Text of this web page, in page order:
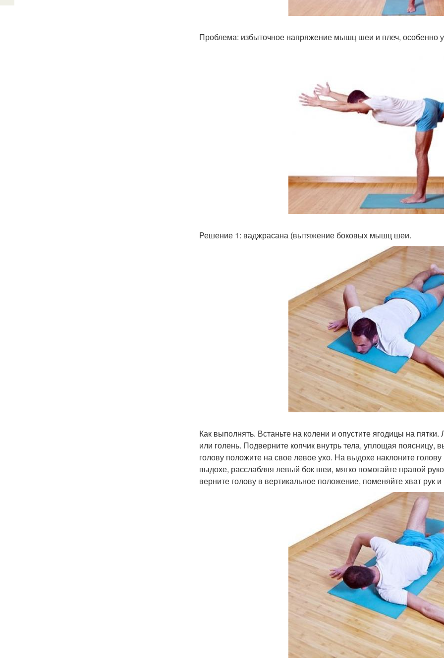
Проблема: избыточное напряжение мышц шеи и плеч, особенно
Решение 1: ваджрасана (вытяжение боковых мышц шеи.
Как выполнять. Встаньте на колени и опустите ягодицы на
или голень. Подверните копчик внутрь тела, уплощая
голову положите на свое левое ухо. На выдохе наклоните
выдохе, расслабляя левый бок шеи, мягко помогайте правой
верните голову в вертикальное положение, поменяйте хват рук